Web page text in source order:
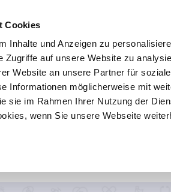
Cookies
Inhalte und Anzeigen zu
Zugriffe auf unsere Website zu
Website an unsere Partner für
Informationen möglicherweise mit
sie im Rahmen Ihrer Nutzung der
wenn Sie unsere Webseite